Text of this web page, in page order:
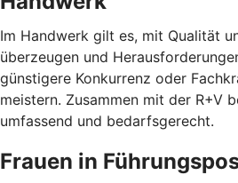
Im Handwerk gilt es, mit Qualität
überzeugen und
günstigere Konkurrenz oder
meistern. Zusammen mit der R+V
umfassend und bedarfsgerecht.
Frauen in